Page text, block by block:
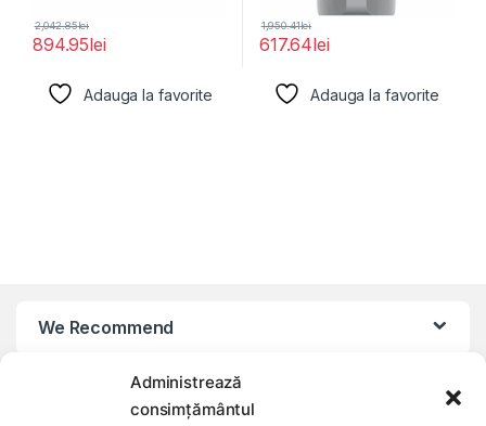
Administrează
consimțământul
894.95lei
2,042.85lei
Adauga la favorite
617.64lei
1,950.41lei
Adauga la favorite
We Recommend
My Account